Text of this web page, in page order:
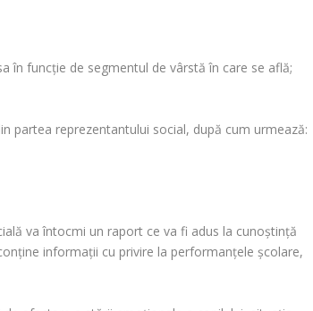
în funcție de segmentul de vârstă în care se află;
partea reprezentantului social, după cum urmează:
va întocmi un raport ce va fi adus la cunoștință
informații cu privire la performanțele școlare,